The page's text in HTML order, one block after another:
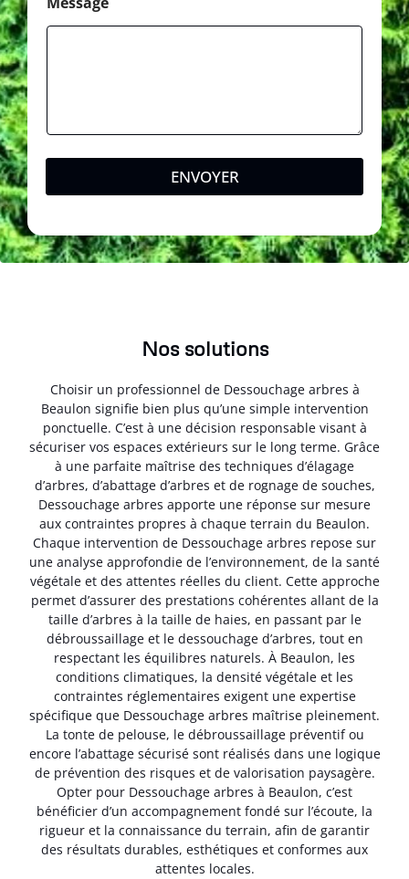
d
e
ENVOYER
Nos solutions
Choisir un professionnel de Dessouchage arbres à
Beaulon signifie bien plus qu’une simple intervention
ponctuelle. C’est à une décision responsable visant à
sécuriser vos espaces extérieurs sur le long terme. Grâce
à une parfaite maîtrise des techniques d’élagage
d’arbres, d’abattage d’arbres et de rognage de souches,
Dessouchage arbres apporte une réponse sur mesure
aux contraintes propres à chaque terrain du Beaulon.
Chaque intervention de Dessouchage arbres repose sur
une analyse approfondie de l’environnement, de la santé
végétale et des attentes réelles du client. Cette approche
permet d’assurer des prestations cohérentes allant de la
taille d’arbres à la taille de haies, en passant par le
débroussaillage et le dessouchage d’arbres, tout en
respectant les équilibres naturels. À Beaulon, les
conditions climatiques, la densité végétale et les
contraintes réglementaires exigent une expertise
spécifique que Dessouchage arbres maîtrise pleinement.
La tonte de pelouse, le débroussaillage préventif ou
encore l’abattage sécurisé sont réalisés dans une logique
de prévention des risques et de valorisation paysagère.
Opter pour Dessouchage arbres à Beaulon, c’est
bénéficier d’un accompagnement fondé sur l’écoute, la
rigueur et la connaissance du terrain, afin de garantir
des résultats durables, esthétiques et conformes aux
attentes locales.